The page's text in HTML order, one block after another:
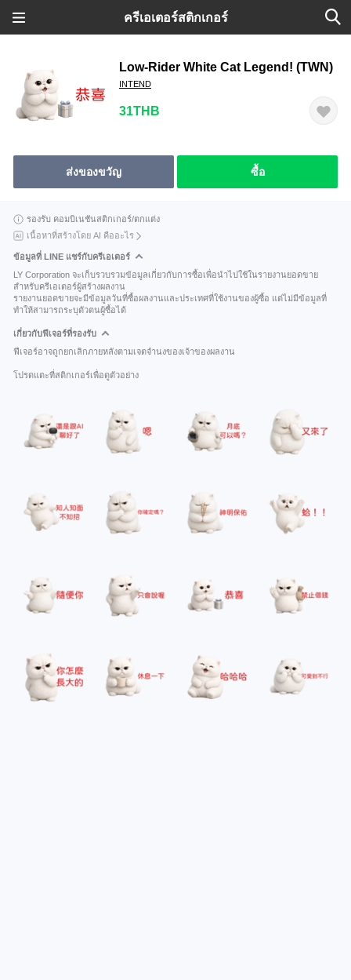
ครีเอเตอร์สติกเกอร์
Low-Rider White Cat Legend! (TWN)
INTEND
31THB
ส่งของขวัญ ซื้อ
รองรับ คอมบิเนชันสติกเกอร์/ตกแต่ง
เนื้อหาที่สร้างโดย AI คืออะไร
ข้อมูลที่ LINE แชร์กับครีเอเตอร์
LY Corporation จะเก็บรวบรวมข้อมูลเกี่ยวกับการซื้อเพื่อนำไปใช้ในรายงานยอดขาย
สำหรับครีเอเตอร์ผู้สร้างผลงาน
รายงานยอดขายจะมีข้อมูลวันที่ซื้อผลงานและประเทศที่ใช้งานของผู้ซื้อ แต่ไม่มีข้อมูลที่
ทำให้สามารถระบุตัวตนผู้ซื้อได้
เกี่ยวกับฟีเจอร์ที่รองรับ
ฟีเจอร์อาจถูกยกเลิกภายหลังตามเจตจำนงของเจ้าของผลงาน
โปรดแตะที่สติกเกอร์เพื่อดูตัวอย่าง